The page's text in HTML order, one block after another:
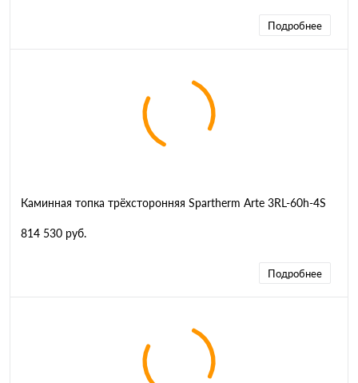
Подробнее
Каминная топка трёхсторонняя Spartherm Arte 3RL-60h-4S
814 530 руб.
Подробнее